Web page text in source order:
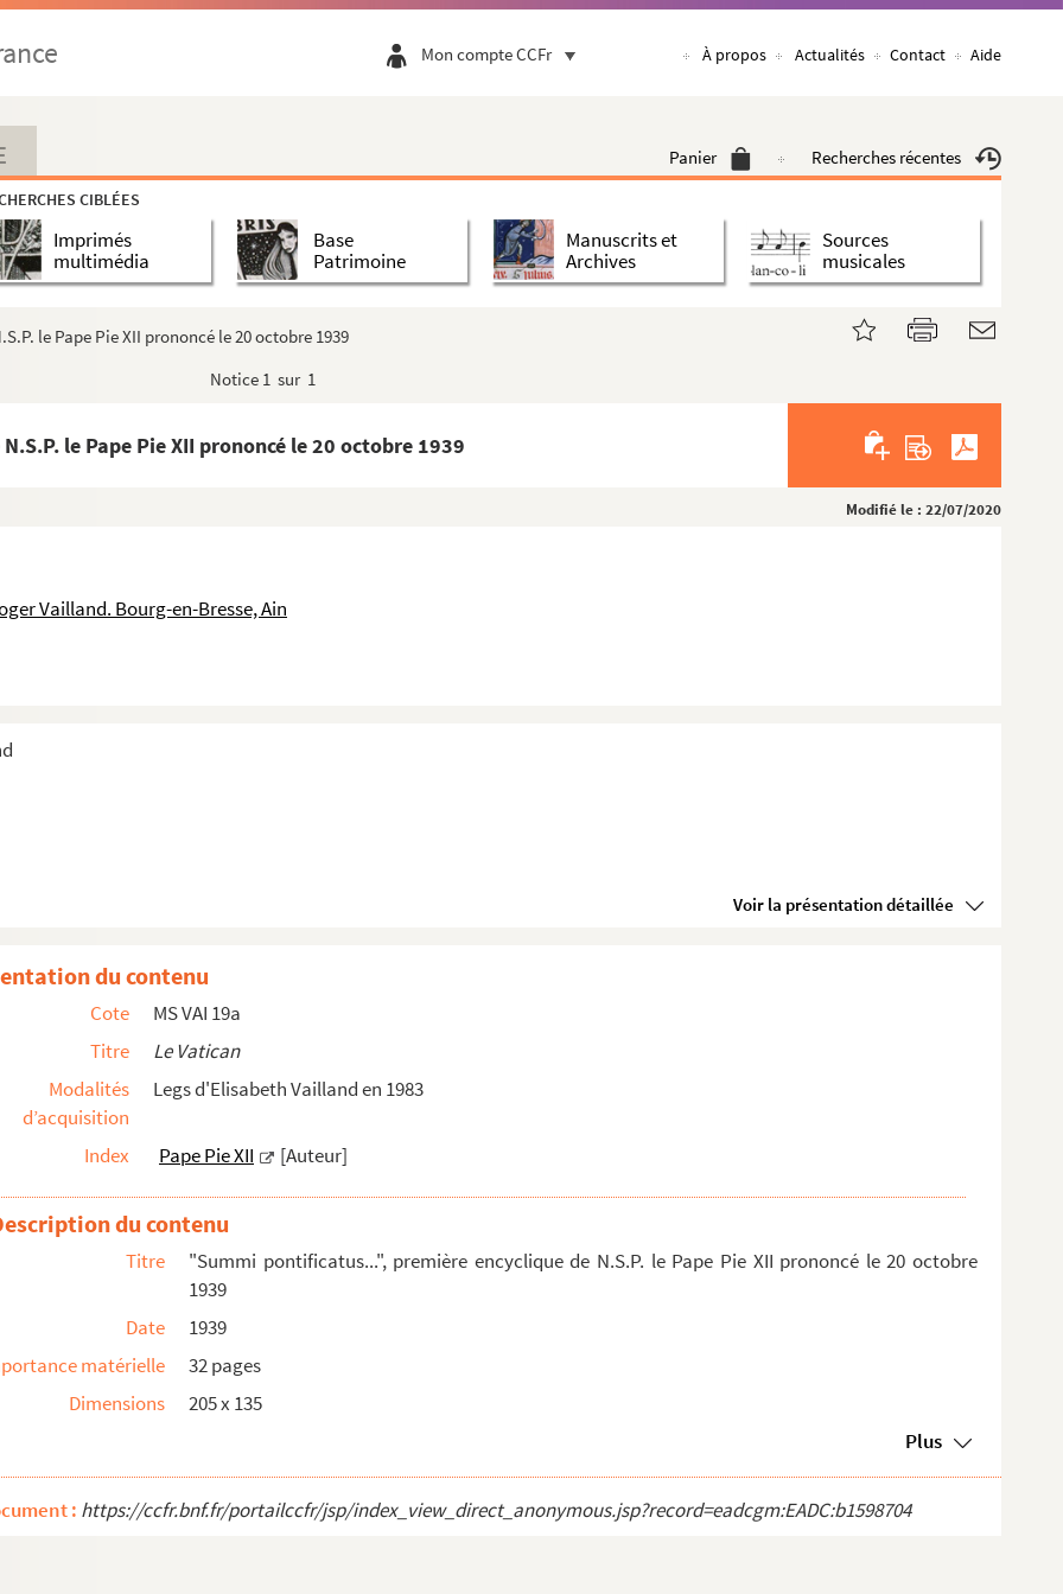
Mon compte CCFr À propos Actualités Contact Aide
Panier Recherches récentes
CIBLÉES
Imprimés
multimédia
Base
Patrimoine
Manuscrits et
Archives
Sources
musicales
le Pape Pie XII prononcé le 20 octobre 1939
Notice 1 sur 1
le Pape Pie XII prononcé le 20 octobre 1939
Modifié le : 22/07/2020
Vailland. Bourg-en-Bresse, Ain
Voir la présentation détaillée
Pie XII prononcé le 20 octobre 1939
le 1er septembre 1944, à l'occasion du ...
de la Pentecôte 1943
Vailland
Le Saint-Siège
du contenu
Cote
MS VAI 19a
Titre
Le Vatican
Modalités
d’acquisition
Legs d'Elisabeth Vailland en 1983
Index Pape Pie XII [Auteur]
du contenu
Titre
"Summi pontificatus...", première encyclique de N.S.P. le Pape Pie XII prononcé le 20 octobre
1939
Date
1939
matérielle
32 pages
Dimensions
205 x 135
Plus
: https://ccfr.bnf.fr/portailccfr/jsp/index_view_direct_anonymous.jsp?record=eadcgm:EADC:b1598704